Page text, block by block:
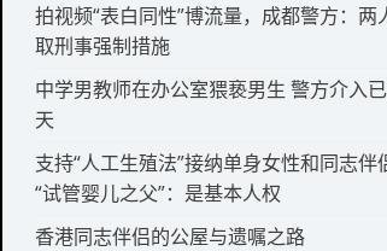
拍视频“表白同性”博流量，成都警方：两
取刑事强制措施
中学男教师在办公室猥亵男生 警方介入
天
支持“人工生殖法”接纳单身女性和同志伴
“试管婴儿之父”：是基本人权
​香港同志伴侣的公屋与遗嘱之路